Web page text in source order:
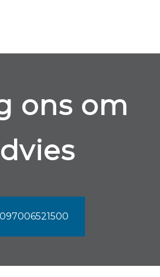
ons om
097006521500